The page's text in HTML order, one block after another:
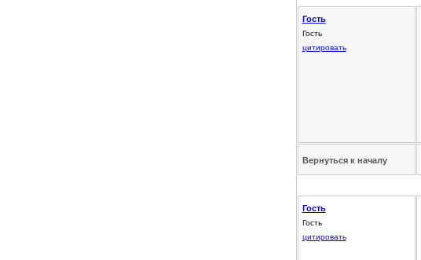
Гость
Гость
цитировать
Вернуться к началу
Гость
Гость
цитировать